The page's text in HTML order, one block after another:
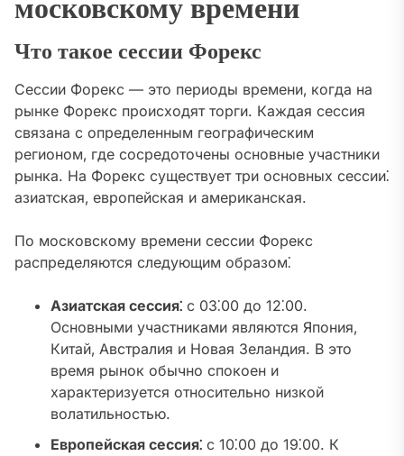
московскому времени
Что такое сессии Форекс
Сессии Форекс — это периоды времени‚ когда на
рынке Форекс происходят торги. Каждая сессия
связана с определенным географическим
регионом‚ где сосредоточены основные участники
рынка. На Форекс существует три основных сессии⁚
азиатская‚ европейская и американская.
По московскому времени сессии Форекс
распределяются следующим образом⁚
Азиатская сессия⁚ с 03⁚00 до 12⁚00.
Основными участниками являются Япония‚
Китай‚ Австралия и Новая Зеландия. В это
время рынок обычно спокоен и
характеризуется относительно низкой
волатильностью.
Европейская сессия⁚ с 10⁚00 до 19⁚00. К